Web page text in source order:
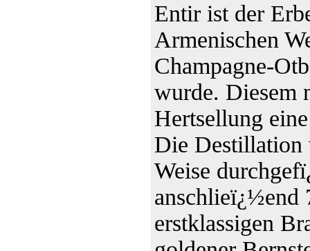
Entir ist der
Armenischen
Champagne-
wurde. Diesem
Hertsellung
Die Destillation
Weise
anschlieï¿½end
erstklassigen